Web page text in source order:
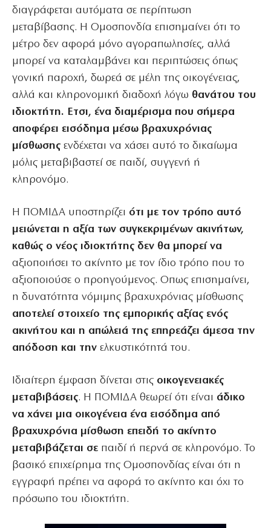
διαγράφεται αυτόματα σε περίπτωση
μεταβίβασης. Η Ομοσπονδία επισημαίνει ότι το
μέτρο δεν αφορά μόνο αγοραπωλησίες, αλλά
μπορεί να καταλαμβάνει και περιπτώσεις όπως
γονική παροχή, δωρεά σε μέλη της οικογένειας,
αλλά και κληρονομική διαδοχή λόγω θανάτου του
ιδιοκτήτη. Ετσι, ένα διαμέρισμα που σήμερα
αποφέρει εισόδημα μέσω βραχυχρόνιας
μίσθωσης ενδέχεται να χάσει αυτό το δικαίωμα
μόλις μεταβιβαστεί σε παιδί, συγγενή ή
κληρονόμο.
Η ΠΟΜΙΔΑ υποστηρίζει ότι με τον τρόπο αυτό
μειώνεται η αξία των συγκεκριμένων ακινήτων,
καθώς ο νέος ιδιοκτήτης δεν θα μπορεί να
αξιοποιήσει το ακίνητο με τον ίδιο τρόπο που το
αξιοποιούσε ο προηγούμενος. Οπως επισημαίνει,
η δυνατότητα νόμιμης βραχυχρόνιας μίσθωσης
αποτελεί στοιχείο της εμπορικής αξίας ενός
ακινήτου και η απώλειά της επηρεάζει άμεσα την
απόδοση και την ελκυστικότητά του.
Ιδιαίτερη έμφαση δίνεται στις οικογενειακές
μεταβιβάσεις. Η ΠΟΜΙΔΑ θεωρεί ότι είναι άδικο
να χάνει μια οικογένεια ένα εισόδημα από
βραχυχρόνια μίσθωση επειδή το ακίνητο
μεταβιβάζεται σε παιδί ή περνά σε κληρονόμο. Το
βασικό επιχείρημα της Ομοσπονδίας είναι ότι η
εγγραφή πρέπει να αφορά το ακίνητο και όχι το
πρόσωπο του ιδιοκτήτη.